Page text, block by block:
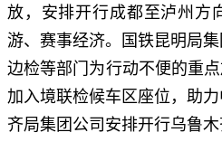
放，安排开行成都至泸州方
游、赛事经济。国铁昆明局集
边检等部门为行动不便的重
加入境联检候车区座位，助
齐局集团公司安排开行乌鲁